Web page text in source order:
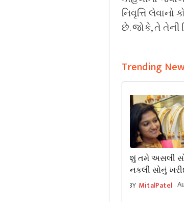
નિવૃત્તિ લેવાનો
છે. જોકે, તે તેની
Trending
શું તમે અસલી
નકલી સોનું
રીતોનો ઉપયોગ
BY MitalPatel